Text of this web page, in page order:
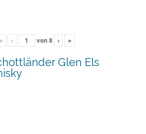
‹ von 8 › »
Glen Els